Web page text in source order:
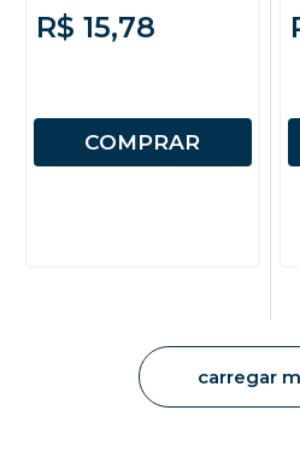
R$ 15,78
COMPRAR
carregar